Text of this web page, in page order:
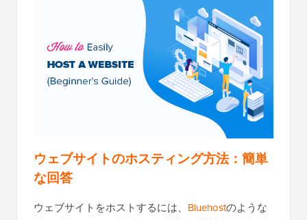
ウェブサイトのホスティング方法：簡単
な回答
ウェブサイトをホストするには、 Bluehostのような